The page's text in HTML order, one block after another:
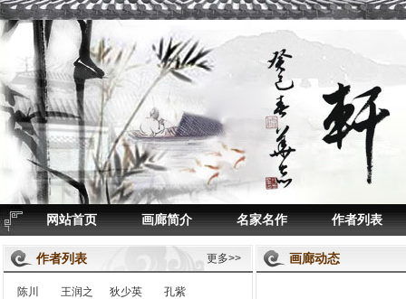
网站首页 画廊简介 名家名作 作者列表
作者列表 更多>>
陈川 王润之 狄少英
孔紫
画廊动态